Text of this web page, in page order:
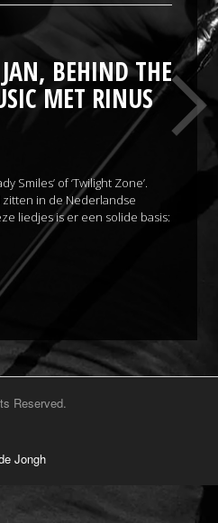
BEHIND THE
MET RINUS
Smiles’ of ‘Twilight Zone’.
in de Nederlandse
liedjes is er een solide basis:
Reserved.
Jongh